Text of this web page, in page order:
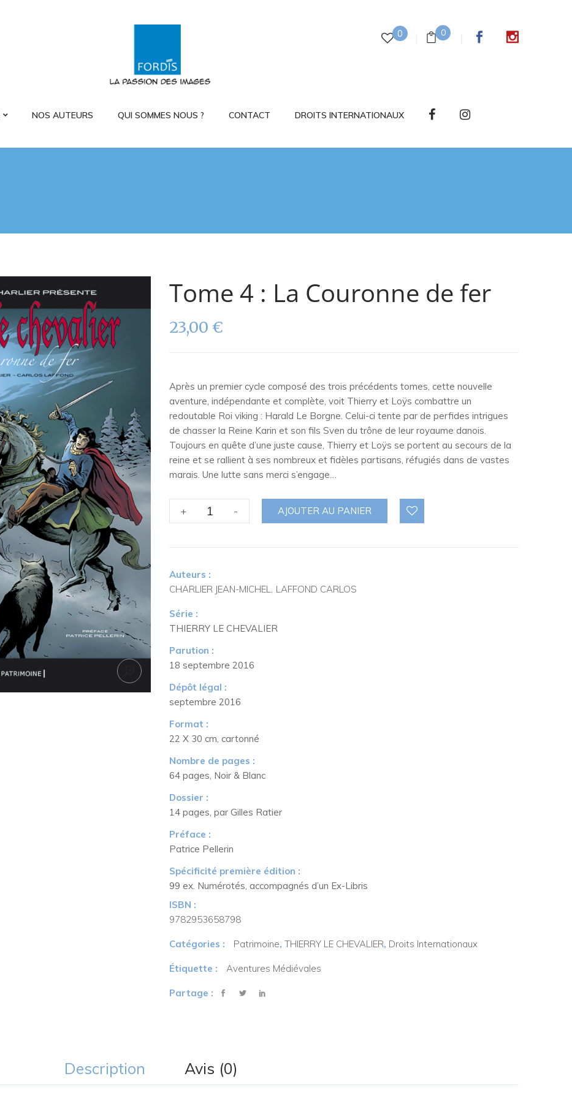
0 0
NOS AUTEURS QUI SOMMES NOUS ? CONTACT DROITS INTERNATIONAUX
Tome 4 : La Couronne de fer
23,00 €
Après un premier cycle composé des trois précédents tomes, cette nouvelle
aventure, indépendante et complète, voit Thierry et Loÿs combattre un
redoutable Roi viking : Harald Le Borgne. Celui-ci tente par de perfides intrigues
de chasser la Reine Karin et son fils Sven du trône de leur royaume danois.
Toujours en quête d’une juste cause, Thierry et Loÿs se portent au secours de la
reine et se rallient à ses nombreux et fidèles partisans, réfugiés dans de vastes
marais. Une lutte sans merci s’engage…
+
quantité
de
La
Couronne
fer
- AJOUTER AU PANIER
Auteurs :
CHARLIER JEAN-MICHEL LAFFOND CARLOS
Série :
THIERRY LE CHEVALIER
Parution :
18 septembre 2016
Dépôt légal :
septembre 2016
Format :
22 X 30 cm, cartonné
Nombre de pages :
64 pages, Noir & Blanc
Dossier :
14 pages, par Gilles Ratier
Préface :
Patrice Pellerin
Spécificité première édition :
99 ex. Numérotés, accompagnés d’un Ex-Libris
ISBN :
9782953658798
Catégories : Patrimoine, THIERRY LE CHEVALIER, Droits Internationaux
Étiquette : Aventures Médiévales
Partage :
Description Avis (0)